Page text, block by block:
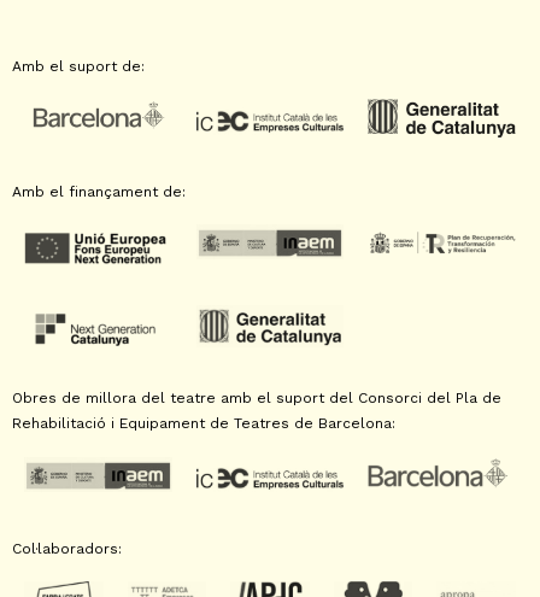
Amb el suport de:
Amb el finançament de:
Obres de millora del teatre amb el suport del Consorci del Pla de
Rehabilitació i Equipament de Teatres de Barcelona:
Col·laboradors: